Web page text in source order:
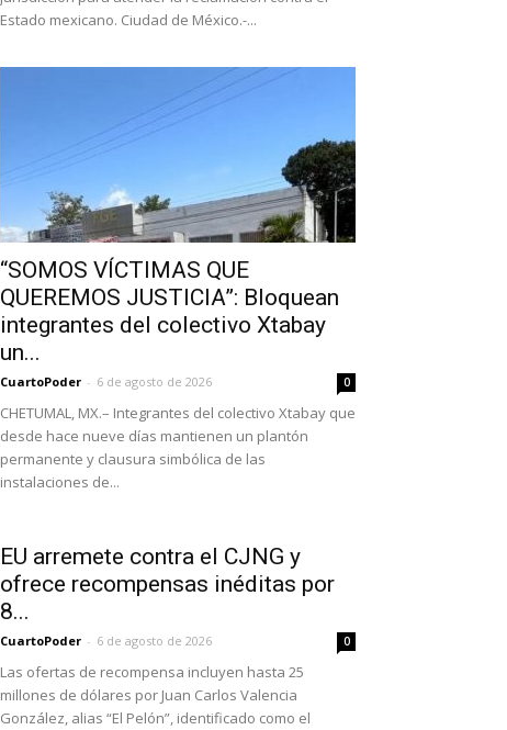
Estado mexicano. Ciudad de México.-...
“SOMOS VÍCTIMAS QUE
QUEREMOS JUSTICIA”: Bloquean
integrantes del colectivo Xtabay
un...
CuartoPoder - 6 de agosto de 2026 0
CHETUMAL, MX.– Integrantes del colectivo Xtabay que
desde hace nueve días mantienen un plantón
permanente y clausura simbólica de las
instalaciones de...
EU arremete contra el CJNG y
ofrece recompensas inéditas por
8...
CuartoPoder - 6 de agosto de 2026 0
Las ofertas de recompensa incluyen hasta 25
millones de dólares por Juan Carlos Valencia
González, alias “El Pelón”, identificado como el